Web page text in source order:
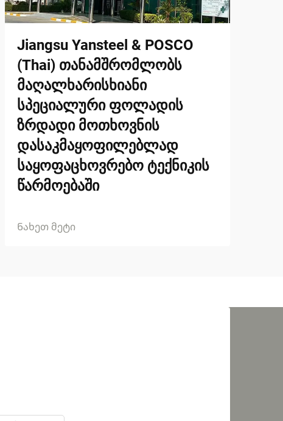
Jiangsu Yansteel & POSCO
(Thai) თანამშრომლობს
მაღალხარისხიანი
სპეციალური ფოლადის
ზრდადი მოთხოვნის
დასაკმაყოფილებლად
საყოფაცხოვრებო ტექნიკის
წარმოებაში
Ნახეთ მეტი